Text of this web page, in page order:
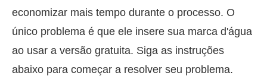
economizar mais tempo durante o processo. O
único problema é que ele insere sua marca d'água
ao usar a versão gratuita. Siga as instruções
abaixo para começar a resolver seu problema.